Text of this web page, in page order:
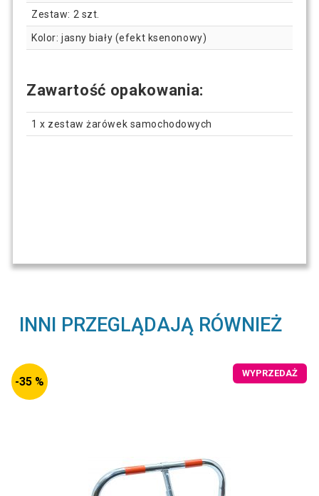
Zestaw: 2 szt.
Kolor: jasny biały (efekt ksenonowy)
Zawartość opakowania:
1 x zestaw żarówek samochodowych
INNI PRZEGLĄDAJĄ RÓWNIEŻ
-35 %
WYPRZEDAŻ